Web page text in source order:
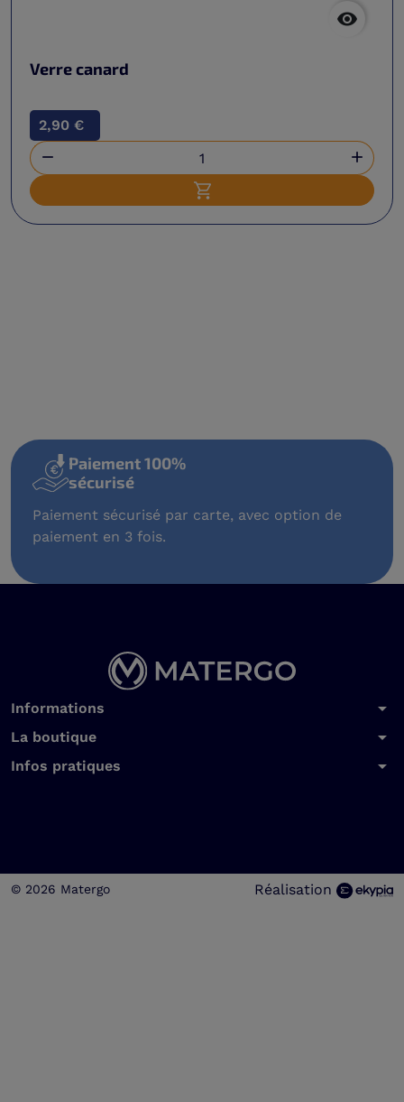

Verre canard
2,90 €
 
Ajouter au panier
Paiement 100%
sécurisé
Paiement sécurisé par carte, avec option de
paiement en 3 fois.
Informations arrow_drop_down
La boutique arrow_drop_down
Infos pratiques arrow_drop_down
© 2026 Matergo Réalisation